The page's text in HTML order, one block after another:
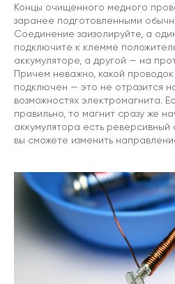
Концы очищенного медного
заранее подготовленными
Соединение заизолируйте, а
подключите к клемме
аккумуляторе, а другой — на
Причем неважно, какой проводок
подключен — это не отразится
возможностях электромагнита.
правильно, то магнит сразу же
аккумулятора есть
вы сможете изменить